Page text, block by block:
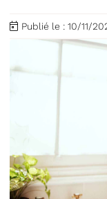
Publié le :10/11/